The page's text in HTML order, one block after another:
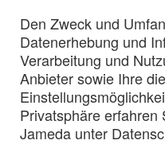
Den Zweck und
Datenerhebung und
Verarbeitung und
Anbieter sowie Ihre
Privatsphäre erfahren
Jameda unter